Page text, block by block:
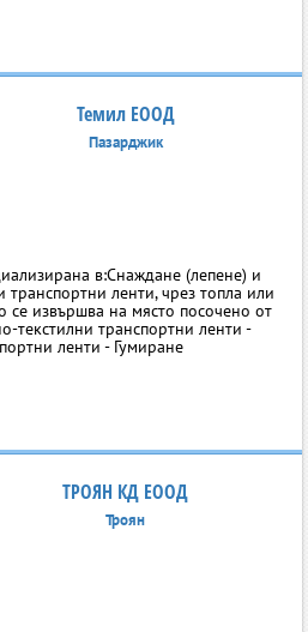
Темил ЕООД
Пазарджик
в:Снаждане (лепене) и
ленти, чрез топла или
се извършва на място посочено от
текстилни транспортни ленти -
ленти - Гумиране
ТРОЯН КД ЕООД
Троян